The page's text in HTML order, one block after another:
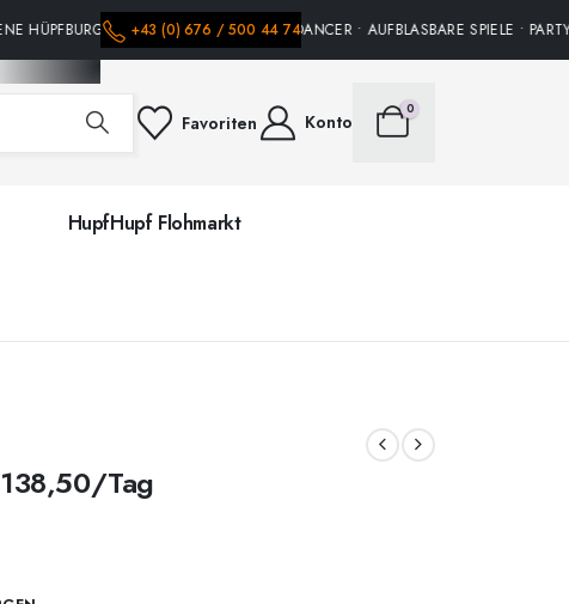
• PARTY ZUBEHÖR • SKYDANCER • AUFBLASBARE SPIELE •
+43 (0) 676 / 500 44 74
Favoriten Konto
0
HupfHupf Flohmarkt
138,50/Tag